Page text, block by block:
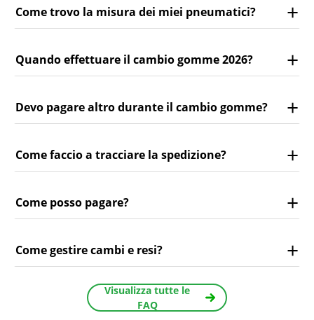
Come trovo la misura dei miei pneumatici?
Quando effettuare il cambio gomme 2026?
Devo pagare altro durante il cambio gomme?
Come faccio a tracciare la spedizione?
Come posso pagare?
Come gestire cambi e resi?
Visualizza tutte le
FAQ